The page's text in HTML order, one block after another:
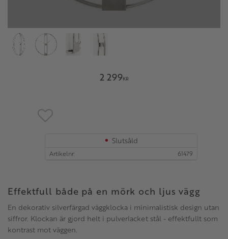
2 299KR
Lägg till i favoriter
Slutsåld
Artikelnr 61479
Effektfull både på en mörk och ljus vägg
En dekorativ silverfärgad väggklocka i minimalistisk design utan
siffror. Klockan är gjord helt i pulverlacket stål - effektfullt som
kontrast mot väggen.